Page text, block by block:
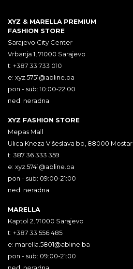
XYZ & MARELLA PREMIUM
FASHION STORE
Sarajevo City Center
Vrbanja 1, 71000 Sarajevo
t: +387 33 733 010
e: xyz.5751@abline.ba
pon - sub: 10:00-22:00
ned: neradna
XYZ FASHION STORE
Mepas Mall
Ulica Kneza Višeslava bb, 88000 Mostar
t: 387 36 333 359
e: xyz.5741@abline.ba
pon - sub: 09:00-21:00
ned: neradna
MARELLA
Kaptol 2, 71000 Sarajevo
t: +387 33 556 485
e: marella.5801@abline.ba
pon - sub: 09:00-21:00
ned: neradna